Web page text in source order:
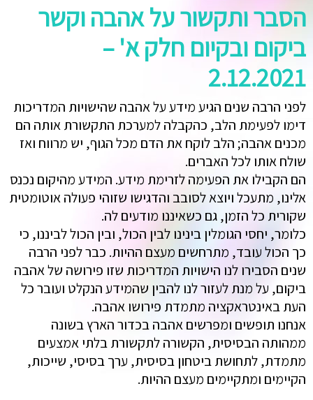
הסבר ותקשור על אהבה וקשר
ביקום ובקיום חלק א' –
2.12.2021
לפני הרבה שנים הגיע מידע על אהבה שהישויות המדריכות
דימו לפעימת הלב, כהקבלה למערכת התקשורת אותה הם
מכנים אהבה; הלב לוקח את הדם מכל הגוף, יש מרווח ואז
שולח אותו לכל האברים.
הם הקבילו את הפעימה לזרימת מידע. המידע מהיקום נכנס
אלינו, מתעכל ויוצא לסובב והדגישו שזוהי פעולה אוטומטית
שקורית כל הזמן, גם כשאיננו מודעים לה.
כלומר, יחסי הגומלין בינינו לבין הכול, ובין הכול לביננו, כי
כך הכול עובד, מתרחשים מעצם ההיות. כבר לפני הרבה
שנים הסבירו לנו הישויות המדריכות שזו פירושה של אהבה
ביקום, על מנת לעזור לנו להבין שהמידע הנקלט ועובר כל
העת באינטראקציה מתמדת פירושו אהבה.
אנחנו תופשים ומפרשים אהבה בכדור הארץ בשונה
ממהותה הבסיסית, הקשורה לתקשורת בלתי אמצעים
מתמדת, לתחושת ביטחון בסיסית, ערך בסיסי, שייכות,
הקיימים ומתקיימים מעצם ההיות.